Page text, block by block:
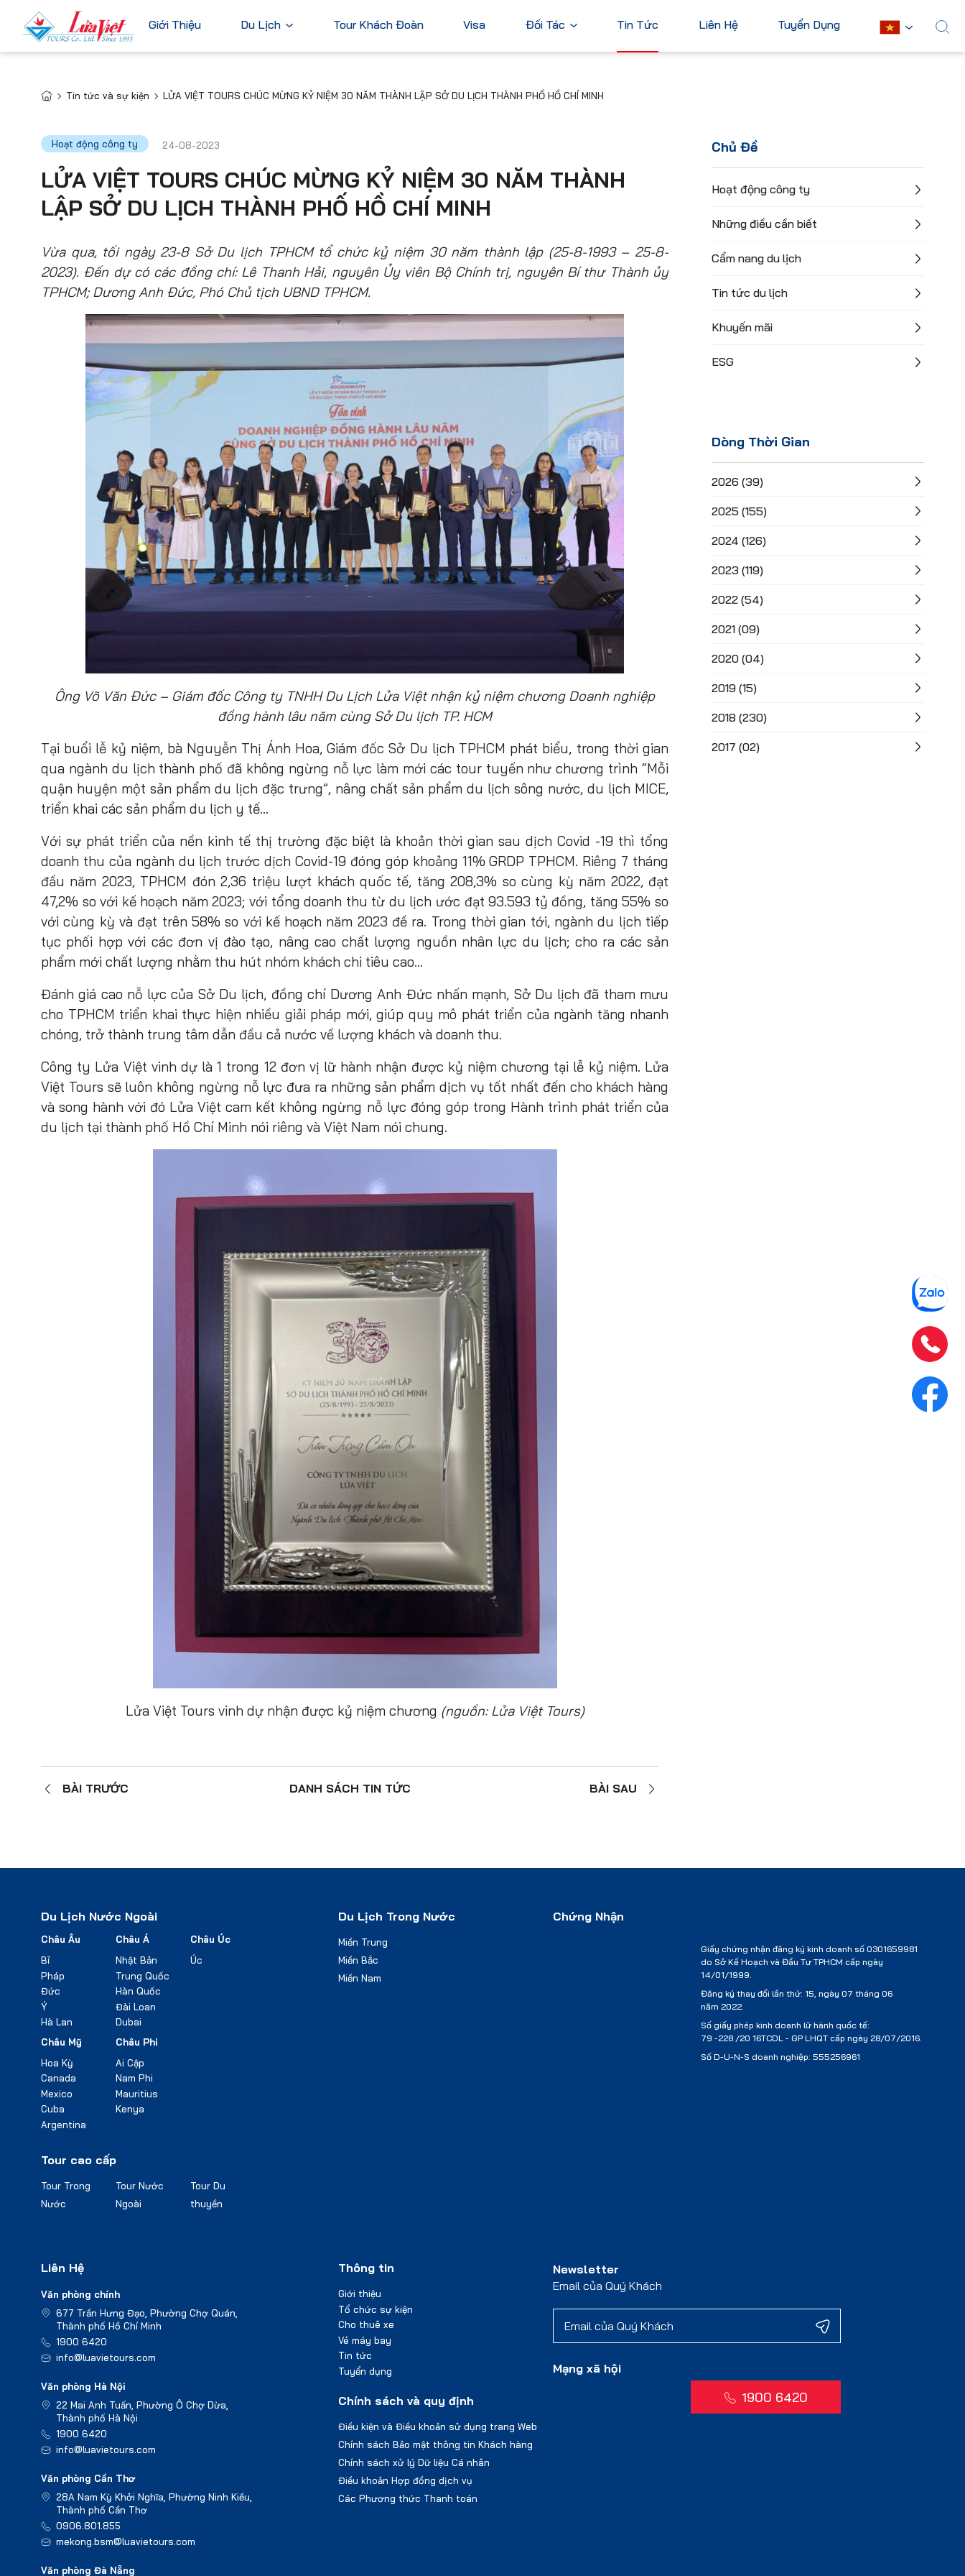
Giới Thiệu Du Lịch
Du Lịch Trong Nước
Tour Cao Cấp
Đức
Ý
Xem tất cả
Hàn Quốc
Đài Loan
Xem tất cả
Xem tất cả
Tour Khách Đoàn Visa Đối Tác Tin Tức Liên Hệ Tuyển Dụng
Tin tức và sự kiện LỬA VIỆT TOURS CHÚC MỪNG KỶ NIỆM 30 NĂM THÀNH LẬP SỞ DU LỊCH THÀNH PHỐ HỒ CHÍ MINH
Hoạt động công ty 24-08-2023
LỬA VIỆT TOURS CHÚC MỪNG KỶ NIỆM 30 NĂM THÀNH
LẬP SỞ DU LỊCH THÀNH PHỐ HỒ CHÍ MINH
Vừa qua, tối ngày 23-8 Sở Du lịch TPHCM tổ chức kỷ niệm 30 năm thành lập (25-8-1993 – 25-8-
2023). Đến dự có các đồng chí: Lê Thanh Hải, nguyên Ủy viên Bộ Chính trị, nguyên Bí thư Thành ủy
TPHCM; Dương Anh Đức, Phó Chủ tịch UBND TPHCM.
Ông Võ Văn Đức – Giám đốc Công ty TNHH Du Lịch Lửa Việt nhận kỷ niệm chương Doanh nghiệp
đồng hành lâu năm cùng Sở Du lịch TP. HCM
Tại buổi lễ kỷ niệm, bà Nguyễn Thị Ánh Hoa, Giám đốc Sở Du lịch TPHCM phát biểu, trong thời gian
qua ngành du lịch thành phố đã không ngừng nỗ lực làm mới các tour tuyến như chương trình “Mỗi
quận huyện một sản phẩm du lịch đặc trưng”, nâng chất sản phẩm du lịch sông nước, du lịch MICE,
triển khai các sản phẩm du lịch y tế…
Với sự phát triển của nền kinh tế thị trường đặc biệt là khoản thời gian sau dịch Covid -19 thì tổng
doanh thu của ngành du lịch trước dịch Covid-19 đóng góp khoảng 11% GRDP TPHCM. Riêng 7 tháng
đầu năm 2023, TPHCM đón 2,36 triệu lượt khách quốc tế, tăng 208,3% so cùng kỳ năm 2022, đạt
47,2% so với kế hoạch năm 2023; với tổng doanh thu từ du lịch ước đạt 93.593 tỷ đồng, tăng 55% so
với cùng kỳ và đạt trên 58% so với kế hoạch năm 2023 đề ra. Trong thời gian tới, ngành du lịch tiếp
tục phối hợp với các đơn vị đào tạo, nâng cao chất lượng nguồn nhân lực du lịch; cho ra các sản
phẩm mới chất lượng nhằm thu hút nhóm khách chi tiêu cao…
Đánh giá cao nỗ lực của Sở Du lịch, đồng chí Dương Anh Đức nhấn mạnh, Sở Du lịch đã tham mưu
cho TPHCM triển khai thực hiện nhiều giải pháp mới, giúp quy mô phát triển của ngành tăng nhanh
chóng, trở thành trung tâm dẫn đầu cả nước về lượng khách và doanh thu.
Công ty Lửa Việt vinh dự là 1 trong 12 đơn vị lữ hành nhận được kỷ niệm chương tại lễ kỷ niệm. Lửa
Việt Tours sẽ luôn không ngừng nỗ lực đưa ra những sản phẩm dịch vụ tốt nhất đến cho khách hàng
và song hành với đó Lửa Việt cam kết không ngừng nỗ lực đóng góp trong Hành trình phát triển của
du lịch tại thành phố Hồ Chí Minh nói riêng và Việt Nam nói chung.
Lửa Việt Tours vinh dự nhận được kỷ niệm chương (nguồn: Lửa Việt Tours)
BÀI TRƯỚC DANH SÁCH TIN TỨC BÀI SAU
Chủ Đề
Hoạt động công ty
Những điều cần biết
Cẩm nang du lịch
Tin tức du lịch
Khuyến mãi
ESG
Dòng Thời Gian
2026 (39)
2025 (155)
2024 (126)
2023 (119)
2022 (54)
2021 (09)
2020 (04)
2019 (15)
2018 (230)
2017 (02)
Du Lịch Nước Ngoài
Châu Âu
Bỉ
Pháp
Đức
Ý
Hà Lan
Châu Á
Nhật Bản
Trung Quốc
Hàn Quốc
Đài Loan
Dubai
Châu Úc
Úc
Châu Mỹ
Hoa Kỳ
Canada
Mexico
Cuba
Argentina
Châu Phi
Ai Cập
Nam Phi
Mauritius
Kenya
Du Lịch Trong Nước
Miền Trung
Miền Bắc
Miền Nam
Tour cao cấp
Tour Trong
Nước
Tour Nước
Ngoài
Tour Du
thuyền
Chứng Nhận
Giấy chứng nhận đăng ký kinh doanh số 0301659981
do Sở Kế Hoạch và Đầu Tư TPHCM cấp ngày
14/01/1999.
Đăng ký thay đổi lần thứ: 15, ngày 07 tháng 06
năm 2022.
Số giấy phép kinh doanh lữ hành quốc tế:
79 -228 /20 16TCDL - GP LHQT cấp ngày 28/07/2016.
Số D-U-N-S doanh nghiệp: 555256961
Liên Hệ
Văn phòng chính
677 Trần Hưng Đạo, Phường Chợ Quán,
Thành phố Hồ Chí Minh
1900 6420
info@luavietours.com
Văn phòng Hà Nội
22 Mai Anh Tuấn, Phường Ô Chợ Dừa,
Thành phố Hà Nội
1900 6420
info@luavietours.com
Văn phòng Cần Thơ
28A Nam Kỳ Khởi Nghĩa, Phường Ninh Kiều,
Thành phố Cần Thơ
0906.801.855
mekong.bsm@luavietours.com
Văn phòng Đà Nẵng
Thông tin
Giới thiệu
Tổ chức sự kiện
Cho thuê xe
Vé máy bay
Tin tức
Tuyển dụng
Chính sách và quy định
Điều kiện và Điều khoản sử dụng trang Web
Chính sách Bảo mật thông tin Khách hàng
Chính sách xử lý Dữ liệu Cá nhân
Điều khoản Hợp đồng dịch vụ
Các Phương thức Thanh toán
Newsletter
Email của Quý Khách
Mạng xã hội
1900 6420